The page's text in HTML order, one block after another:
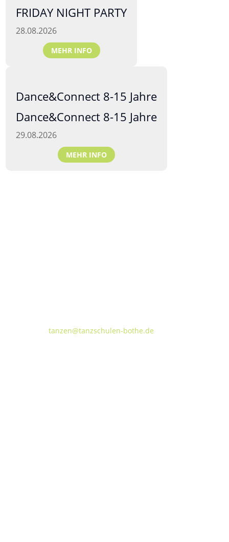
FRIDAY NIGHT PARTY
28.08.2026
MEHR INFO
Dance&Connect 8-15 Jahre
Dance&Connect 8-15 Jahre
29.08.2026
MEHR INFO
tanzen@tanzschulen-bothe.de